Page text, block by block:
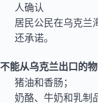
人确认
居民公民在乌克兰
还承诺。
不能从乌克兰出口的
猪油和香肠；
奶酪、牛奶和乳制